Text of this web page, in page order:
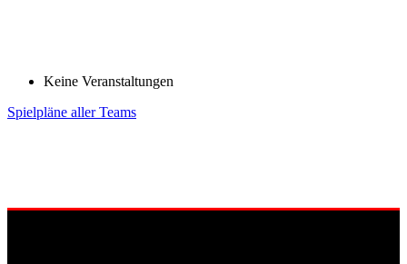
Keine Veranstaltungen
Spielpläne aller Teams